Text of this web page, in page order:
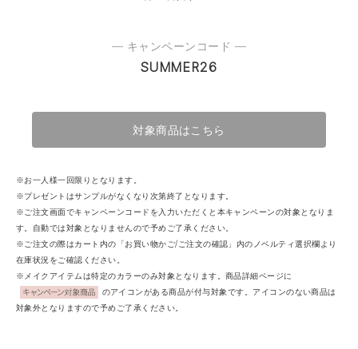
— キャンペーンコード —
SUMMER26
対象商品はこちら
※お一人様一回限りとなります。
※プレゼントはサンプルがなくなり次第終了となります。
※ご注文画面でキャンペーンコードを入力いただくと本キャンペーンの対象となりま
す。自動では対象となりませんので予めご了承ください。
※ご注文の際はカート内の「お買い物かご/ご注文の確認」内のノベルティ選択欄より
在庫状況をご確認ください。
※メイクアイテムは特定のカラーのみ対象となります。商品詳細ページに
のアイコンがある商品が付与対象です。アイコンのない商品は
対象外となりますので予めご了承ください。